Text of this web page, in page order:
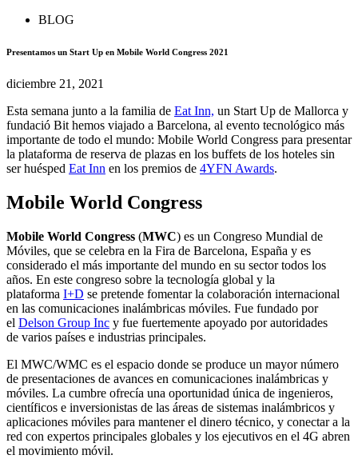
BLOG
Presentamos un Start Up en Mobile World Congress 2021
diciembre 21, 2021
Esta semana junto a la familia de Eat Inn, un Start Up de Mallorca y
fundació Bit hemos viajado a Barcelona, al evento tecnológico más
importante de todo el mundo: Mobile World Congress para presentar
la plataforma de reserva de plazas en los buffets de los hoteles sin
ser huésped Eat Inn en los premios de 4YFN Awards.
Mobile World Congress
Mobile World Congress (MWC) es un Congreso Mundial de
Móviles, que se celebra en la Fira de Barcelona, España y es
considerado el más importante del mundo en su sector todos los
años. En este congreso sobre la tecnología global y la
plataforma I+D se pretende fomentar la colaboración internacional
en las comunicaciones inalámbricas móviles. Fue fundado por
el Delson Group Inc y fue fuertemente apoyado por autoridades
de varios países e industrias principales.
El MWC/WMC es el espacio donde se produce un mayor número
de presentaciones de avances en comunicaciones inalámbricas y
móviles. La cumbre ofrecía una oportunidad única de ingenieros,
científicos e inversionistas de las áreas de sistemas inalámbricos y
aplicaciones móviles para mantener el dinero técnico, y conectar a la
red con expertos principales globales y los ejecutivos en el 4G abren
el movimiento móvil.